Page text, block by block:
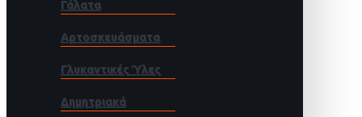
Γάλατα
Αρτοσκευάσματα
Γλυκαντικές Ύλες
Δημητριακά